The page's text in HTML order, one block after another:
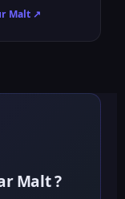
Malt ↗
Malt ?